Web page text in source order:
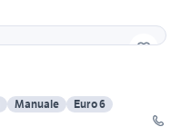
Manuale
Euro 6